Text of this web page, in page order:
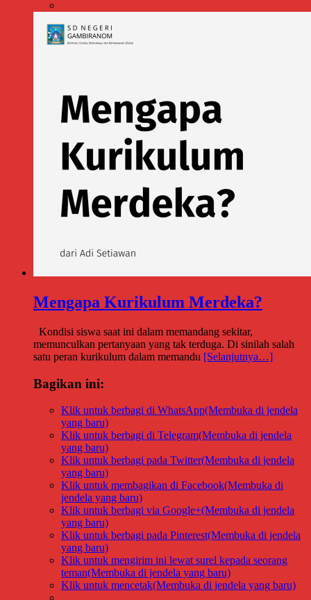
Mengapa Kurikulum Merdeka?
Kondisi siswa saat ini dalam memandang sekitar,
memunculkan pertanyaan yang tak terduga. Di sinilah salah
satu peran kurikulum dalam memandu [Selanjutnya…]
Bagikan ini:
Klik untuk berbagi di WhatsApp(Membuka di jendela
yang baru)
Klik untuk berbagi di Telegram(Membuka di jendela
yang baru)
Klik untuk berbagi pada Twitter(Membuka di jendela
yang baru)
Klik untuk membagikan di Facebook(Membuka di
jendela yang baru)
Klik untuk berbagi via Google+(Membuka di jendela
yang baru)
Klik untuk berbagi pada Pinterest(Membuka di jendela
yang baru)
Klik untuk mengirim ini lewat surel kepada seorang
teman(Membuka di jendela yang baru)
Klik untuk mencetak(Membuka di jendela yang baru)